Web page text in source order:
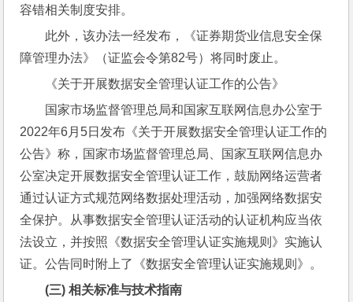
容错相关制度安排。
此外，该办法一经发布，《证券期货业信息安全保
障管理办法》（证监会令第82号）将同时废止。
《关于开展数据安全管理认证工作的公告》
国家市场监督管理总局和国家互联网信息办公室于
2022年6月5日发布《关于开展数据安全管理认证工作的
公告》称，国家市场监督管理总局、国家互联网信息办
公室决定开展数据安全管理认证工作，鼓励网络运营者
通过认证方式规范网络数据处理活动，加强网络数据安
全保护。从事数据安全管理认证活动的认证机构应当依
法设立，并按照《数据安全管理认证实施规则》实施认
证。公告同时附上了《数据安全管理认证实施规则》。
(三) 相关标准与技术指南